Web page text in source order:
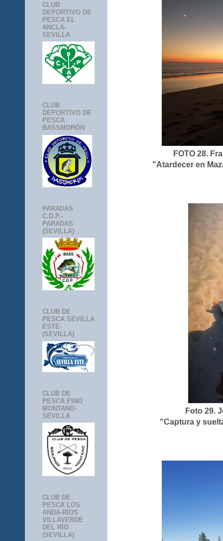
FOTO 28.
"Atardecer en
Foto 29.
"Captura y
CLUB
DEPORTIVO DE
PESCA EL
ANCLA-
SEVILLA
CLUB
DEPORTIVO DE
PESCA
BASSMORÓN
PARADAS
C.D.P.-
PARADAS
(SEVILLA)
CLUB DE
PESCA SEVILLA
ESTE-
(SEVILLA)
CLUB DE
PESCA PINO
MONTANO-
SEVILLA
CLUB DE
PESCA LOS
ANDA-RÍOS
VILLAVERDE
DEL RÍO
(SEVILLA)